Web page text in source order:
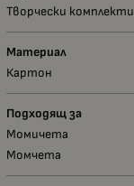
Творчески комплекти
Материал
Картон
Подходящ за
Момичета
Момчета